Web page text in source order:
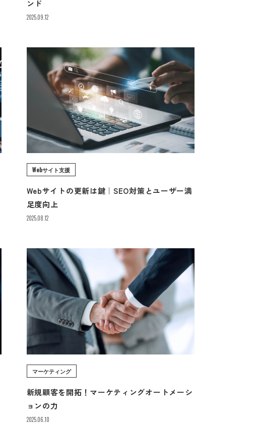
ンド
2025.09.12
Webサイト支援
Webサイトの更新は鍵｜SEO対策とユーザー満
足度向上
2025.08.12
マーケティング
新規顧客を開拓！マーケティングオートメーシ
ョンの力
2025.06.10